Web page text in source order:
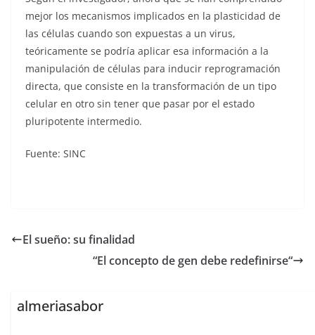
mejor los mecanismos implicados en la plasticidad de
las células cuando son expuestas a un virus,
teóricamente se podría aplicar esa información a la
manipulación de células para inducir reprogramación
directa, que consiste en la transformación de un tipo
celular en otro sin tener que pasar por el estado
pluripotente intermedio.
Fuente: SINC
El sueño: su finalidad
“El concepto de gen debe redefinirse“
almeriasabor